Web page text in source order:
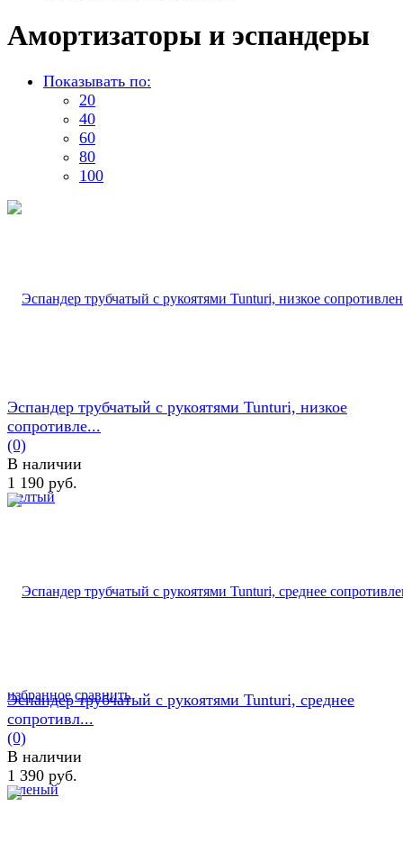
Амортизаторы и эспандеры
Показывать по:
20
40
60
80
100
избранное сравнить
Эспандер трубчатый с рукоятями Tunturi, низкое
сопротивле...
(0)
В наличии
1 190 руб.
Эспандер трубчатый с рукоятями Tunturi, среднее
сопротивл...
(0)
В наличии
1 390 руб.